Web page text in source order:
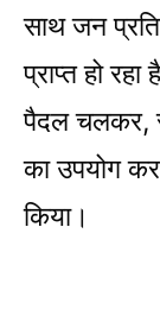
साथ जन
प्राप्त हो
पैदल चलकर,
का उपयोग
किया।